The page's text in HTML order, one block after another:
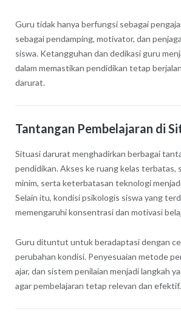
Guru tidak hanya berfungsi sebagai
sebagai pendamping, motivator, dan
siswa. Ketangguhan dan dedikasi guru
dalam memastikan pendidikan tetap
darurat.
Tantangan Pembelajaran di
Situasi darurat menghadirkan berbagai
pendidikan. Akses ke ruang kelas terbatas,
minim, serta keterbatasan teknologi
Selain itu, kondisi psikologis siswa yang
memengaruhi konsentrasi dan motivasi
Guru dituntut untuk beradaptasi dengan
perubahan kondisi. Penyesuaian metode
ajar, dan sistem penilaian menjadi langkah
agar pembelajaran tetap relevan dan efektif.